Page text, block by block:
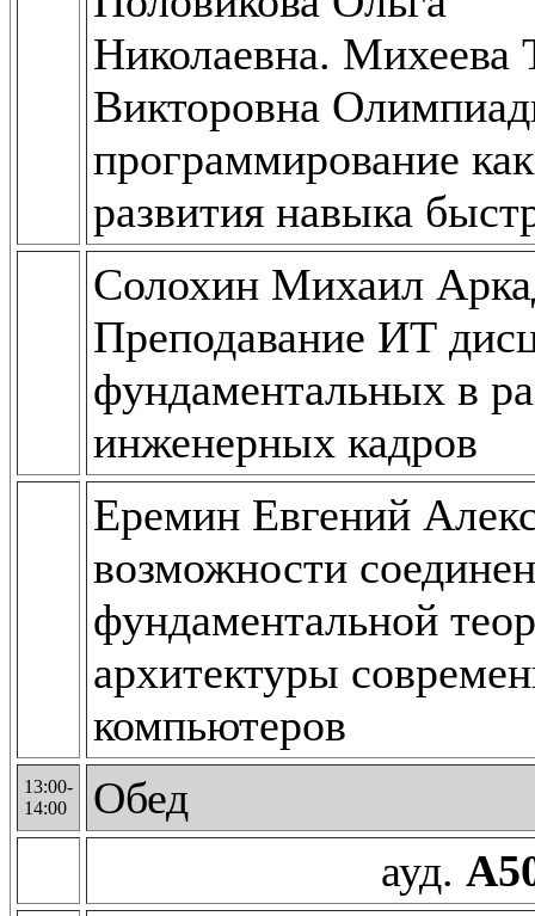
Николаевна. Михеева
Викторовна
программирование
развития навыка
Солохин Михаил
Преподавание ИТ
фундаментальных в
инженерных кадров
Еремин Евгений
возможности
фундаментальной
архитектуры
компьютеров
13:00-
14:00
Обед
ауд.